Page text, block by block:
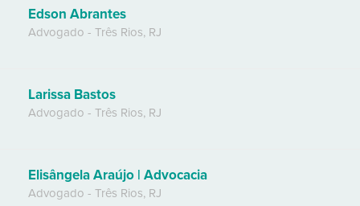
Edson Abrantes
Advogado - Três Rios, RJ
Larissa Bastos
Advogado - Três Rios, RJ
Elisângela Araújo | Advocacia
Advogado - Três Rios, RJ